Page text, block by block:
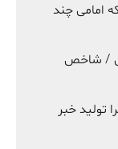
امامی چند
/ شاخص
تولید خبر